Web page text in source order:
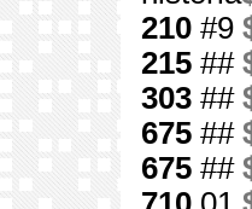
210 #9
215 ##
303 ##
675 ##
675 ##